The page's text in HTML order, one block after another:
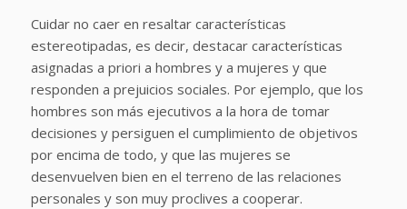
Cuidar no caer en resaltar características
estereotipadas, es decir, destacar características
asignadas a priori a hombres y a mujeres y que
responden a prejuicios sociales. Por ejemplo, que los
hombres son más ejecutivos a la hora de tomar
decisiones y persiguen el cumplimiento de objetivos
por encima de todo, y que las mujeres se
desenvuelven bien en el terreno de las relaciones
personales y son muy proclives a cooperar.